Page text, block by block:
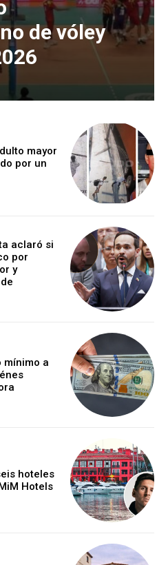
de vóley
mayor
por un
aclaró si
por
y
mínimo a
hoteles
Hotels